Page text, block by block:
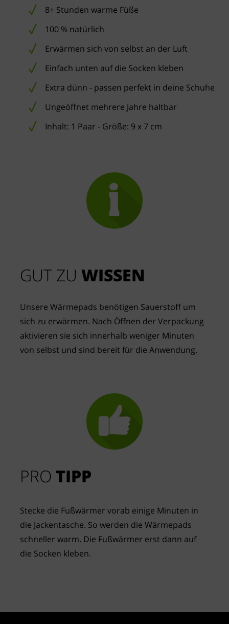
8+ Stunden warme Füße
100 % natürlich
Erwärmen sich von selbst an der Luft
Einfach unten auf die Socken kleben
Extra dünn - passen perfekt in deine Schuhe
Ungeöffnet mehrere Jahre haltbar
Inhalt: 1 Paar - Größe: 9 x 7 cm
PRO TIPP
Stecke die Fußwärmer vorab einige Minuten in
die Jackentasche. So werden die Wärmepads
schneller warm. Die Fußwärmer erst dann auf
die Socken kleben.
GUT ZU WISSEN
Unsere Wärmepads benötigen Sauerstoff um
sich zu erwärmen. Nach Öffnen der Verpackung
aktivieren sie sich innerhalb weniger Minuten
von selbst und sind bereit für die Anwendung.